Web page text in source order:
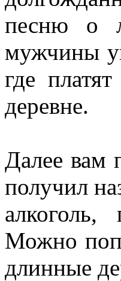
песню о
мужчины
где
деревне.
Далее вам
получил
Можно
длинные